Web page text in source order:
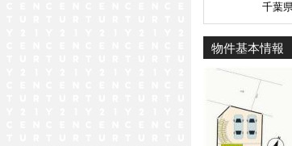
千葉
物件基本情報